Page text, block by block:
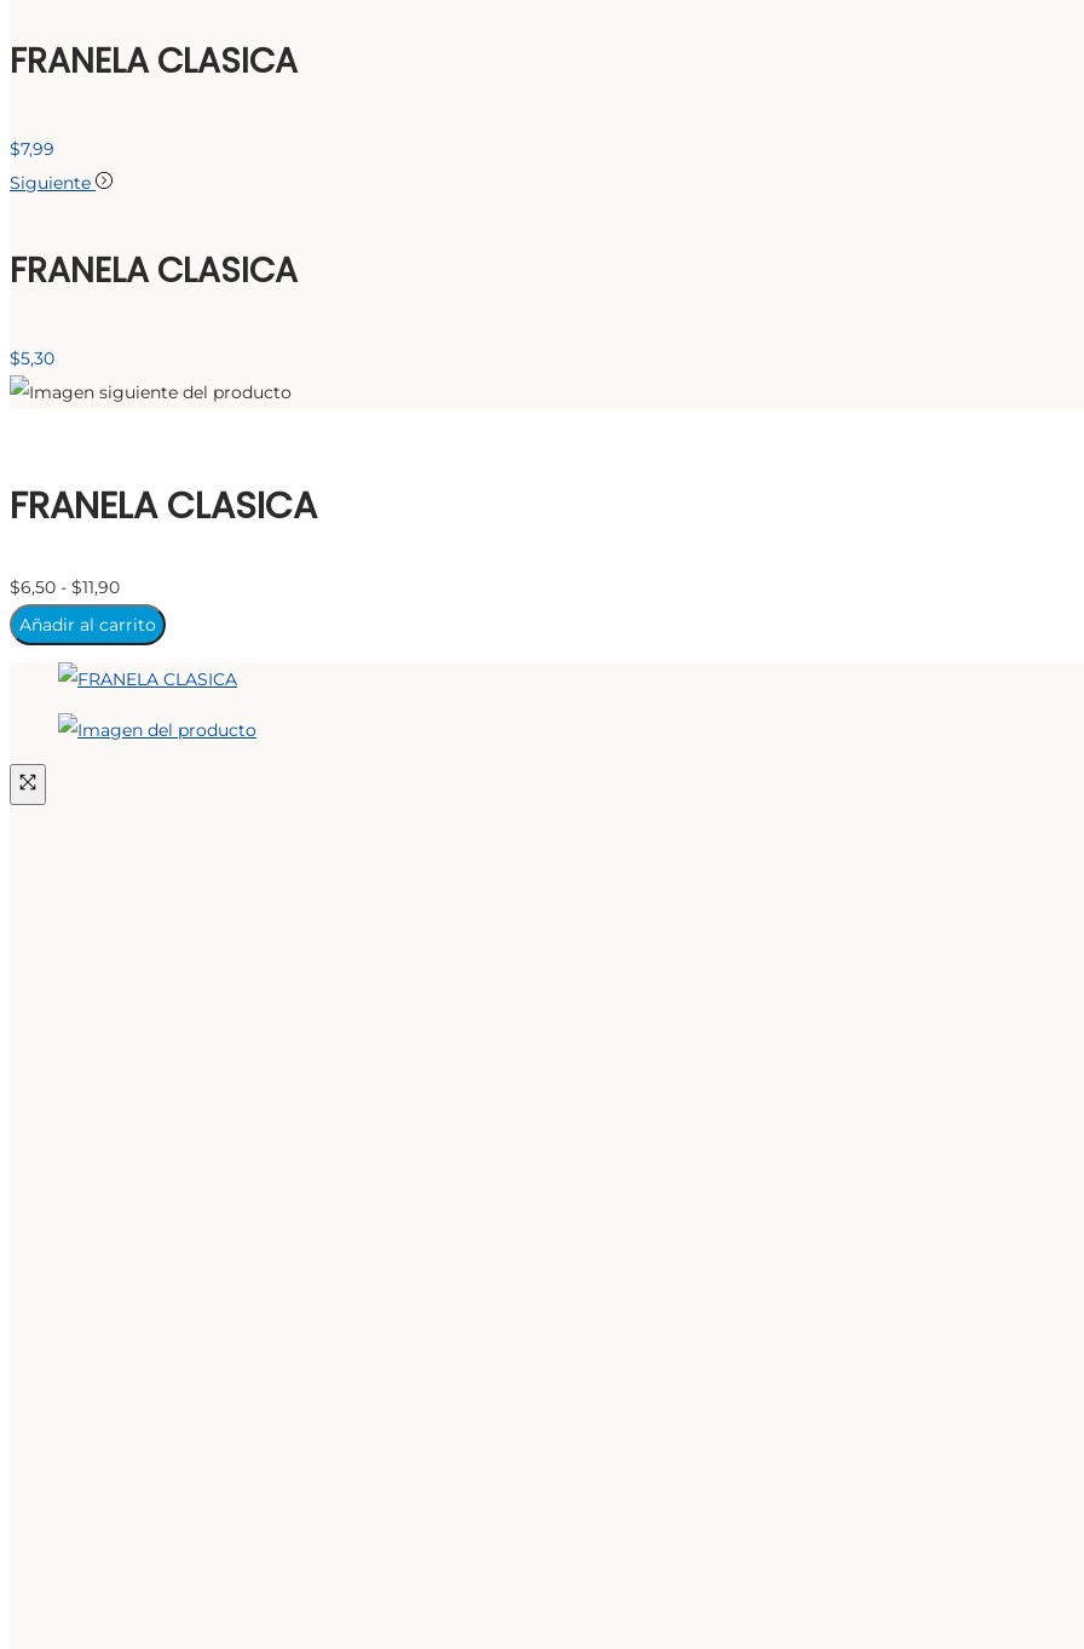
FRANELA CLASICA
$7,99
Siguiente
FRANELA CLASICA
$5,30
FRANELA CLASICA
$6,50 - $11,90Rango
de
desde
$6,50
Añadir al carrito